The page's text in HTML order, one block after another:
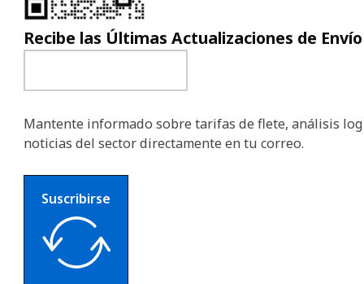
Recibe las Últimas Actualizaciones de Envío
Mantente informado sobre tarifas de flete, análisis
noticias del sector directamente en tu correo.
Suscribirse